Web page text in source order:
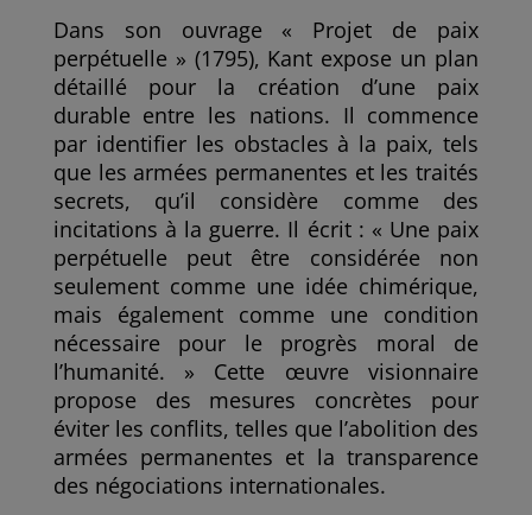
Dans son ouvrage « Projet de paix
perpétuelle » (1795), Kant expose un plan
détaillé pour la création d’une paix
durable entre les nations. Il commence
par identifier les obstacles à la paix, tels
que les armées permanentes et les traités
secrets, qu’il considère comme des
incitations à la guerre. Il écrit : « Une paix
perpétuelle peut être considérée non
seulement comme une idée chimérique,
mais également comme une condition
nécessaire pour le progrès moral de
l’humanité. » Cette œuvre visionnaire
propose des mesures concrètes pour
éviter les conflits, telles que l’abolition des
armées permanentes et la transparence
des négociations internationales.